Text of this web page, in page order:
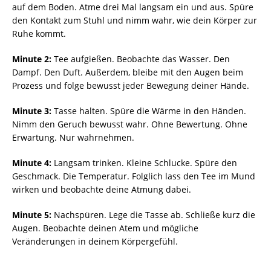
auf dem Boden. Atme drei Mal langsam ein und aus. Spüre
den Kontakt zum Stuhl und nimm wahr, wie dein Körper zur
Ruhe kommt.
Minute 2: Tee aufgießen. Beobachte das Wasser. Den
Dampf. Den Duft. Außerdem, bleibe mit den Augen beim
Prozess und folge bewusst jeder Bewegung deiner Hände.
Minute 3: Tasse halten. Spüre die Wärme in den Händen.
Nimm den Geruch bewusst wahr. Ohne Bewertung. Ohne
Erwartung. Nur wahrnehmen.
Minute 4: Langsam trinken. Kleine Schlucke. Spüre den
Geschmack. Die Temperatur. Folglich lass den Tee im Mund
wirken und beobachte deine Atmung dabei.
Minute 5: Nachspüren. Lege die Tasse ab. Schließe kurz die
Augen. Beobachte deinen Atem und mögliche
Veränderungen in deinem Körpergefühl.